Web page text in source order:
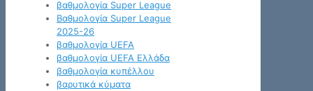
βαθμολογία Super League
Βαθμολογία Super League
2025-26
βαθμολογία UEFA
βαθμολογία UEFA Ελλάδα
βαθμολογία κυπέλλου
βαρυτικά κύματα